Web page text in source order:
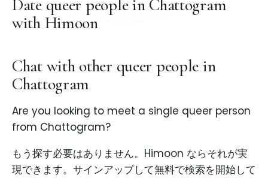
Date queer people in Chattogram
with Himoon
Chat with other queer people in
Chattogram
Are you looking to meet a single queer person
from Chattogram?
もう探す必要はありません。Himoon ならそれが実
現できます。サインアップして無料で検索を開始して